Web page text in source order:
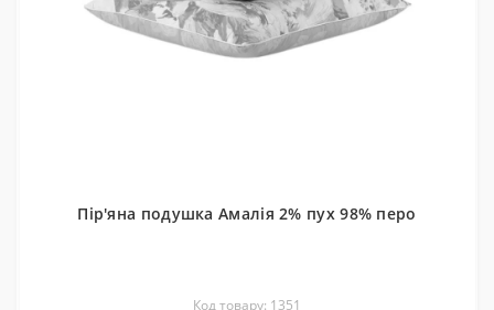
Пір'яна подушка Амалія 2% пух 98% перо
Код товару: 1351